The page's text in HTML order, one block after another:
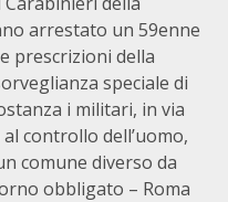
arrestato un 59enne
prescrizioni della
speciale di
i militari, in via
controllo dell’uomo,
comune diverso da
obbligato – Roma